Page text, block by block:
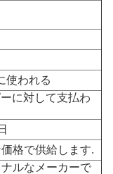
使われる
に対して支払わ
格で供給します.
ルなメーカーで